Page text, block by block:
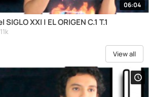
06:04
XXI | EL ORIGEN C.1 T.1
11k
View all